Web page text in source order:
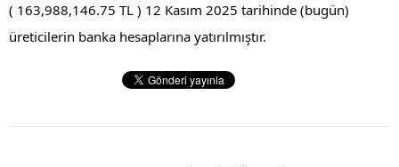
( 163,988,146.75 TL ) 12 Kasım 2025 tarihinde (bugün)
üreticilerin banka hesaplarına yatırılmıştır.